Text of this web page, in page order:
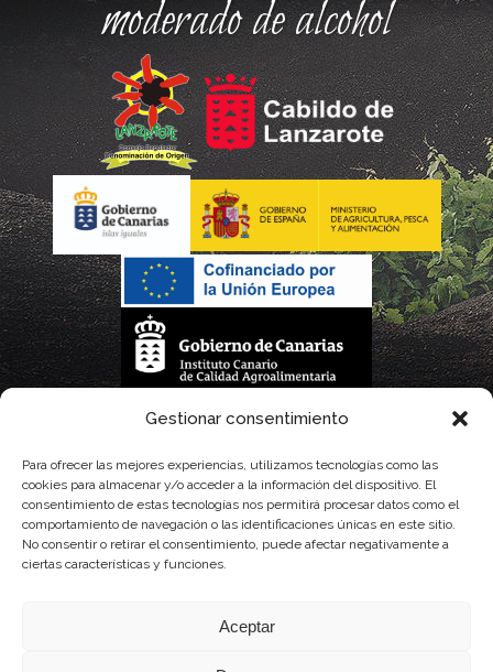
Gestionar consentimiento
Para ofrecer las mejores experiencias, utilizamos tecnologías como las
cookies para almacenar y/o acceder a la información del dispositivo. El
consentimiento de estas tecnologías nos permitirá procesar datos como el
comportamiento de navegación o las identificaciones únicas en este sitio.
No consentir o retirar el consentimiento, puede afectar negativamente a
ciertas características y funciones.
Aceptar
moderado de alcohol
La gestión de la DOP Lanzarote realizada por este Consejo Regulador es financiada,
con fondos provenientes del presupuesto de gastos del Instituto Canario de
Calidad Agroalimentaria